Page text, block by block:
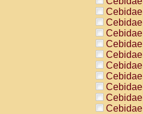
Cebidae
Cebidae
Cebidae
Cebidae
Cebidae
Cebidae
Cebidae
Cebidae
Cebidae
Cebidae